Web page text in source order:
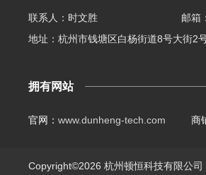
联系人：时文胜
邮箱
地址：杭州市钱塘区白杨街道8号大街2
拥有网站
官网： www.dunheng-tech.com 商铺
Copyright©2026 杭州顿恒科技有限公